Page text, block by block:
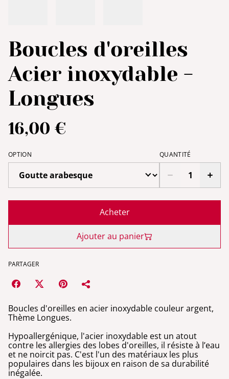
Boucles d'oreilles
Acier inoxydable -
Longues
16,00 €
OPTION QUANTITÉ
Acheter
Ajouter au panier
PARTAGER
Boucles d'oreilles en acier inoxydable couleur argent,
Thème Longues.
Hypoallergénique, l'acier inoxydable est un atout
contre les allergies des lobes d'oreilles, il résiste à l’eau
et ne noircit pas. C'est l'un des matériaux les plus
populaires dans les bijoux en raison de sa durabilité
inégalée.